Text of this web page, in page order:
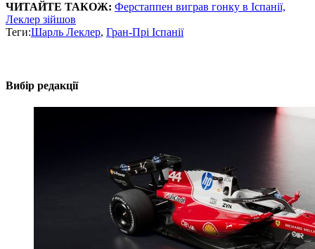
ЧИТАЙТЕ ТАКОЖ: Ферстаппен виграв гонку в Іспанії,
Леклер зійшов
Теги:Шарль Леклер, Гран-Прі Іспанії
Вибір редакції